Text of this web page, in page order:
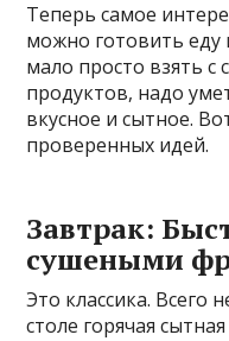
Теперь самое
можно готовить еду
мало просто взять с
продуктов, надо
вкусное и сытное.
проверенных идей.
Завтрак:
сушеными
Это классика. Всего
столе горячая